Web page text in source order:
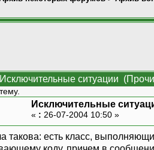
ситуации
Исключительные
« : 26-07-2004 10:50 »
такова: есть класс,